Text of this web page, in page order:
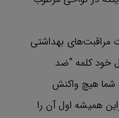
مراقبت‌های بهداشتی
خود کلمه “ضد
شما هیچ واکنش
همیشه اول آن را